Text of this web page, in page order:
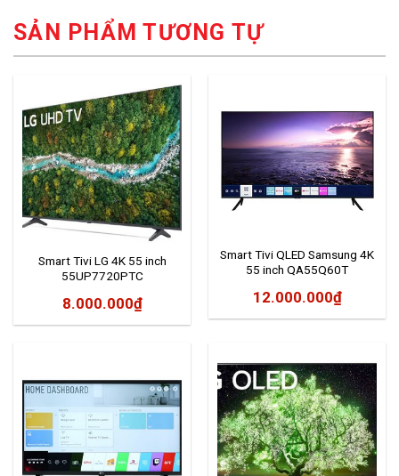
SẢN PHẨM TƯƠNG TỰ
Smart Tivi LG 4K 55 inch
55UP7720PTC
8.000.000₫
Smart Tivi QLED Samsung 4K
55 inch QA55Q60T
12.000.000₫